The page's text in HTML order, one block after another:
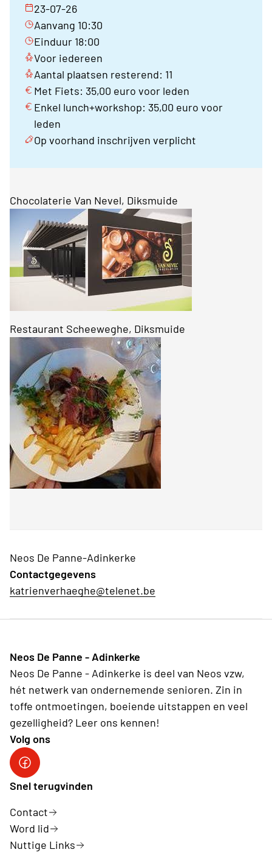
23-07-26
Aanvang 10:30
Einduur 18:00
Voor iedereen
Aantal plaatsen resterend: 11
Met Fiets: 35,00 euro voor leden
Enkel lunch+workshop: 35,00 euro voor
leden
Op voorhand inschrijven verplicht
Chocolaterie Van Nevel, Diksmuide
Restaurant Scheeweghe, Diksmuide
Neos De Panne-Adinkerke
Contactgegevens
katrienverhaeghe@telenet.be
Neos De Panne - Adinkerke
Neos De Panne - Adinkerke is deel van Neos vzw,
hét netwerk van ondernemende senioren. Zin in
toffe ontmoetingen, boeiende uitstappen en veel
gezelligheid? Leer ons kennen!
Volg ons
Facebookpagina Neos De Panne - Adinkerke
Snel terugvinden
Contact
Word lid
Nuttige Links